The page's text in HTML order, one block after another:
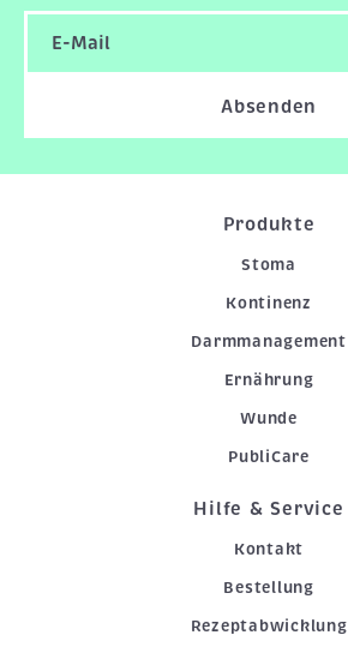
Absenden
Produkte
Stoma
Kontinenz
Darmmanagement
Ernährung
Wunde
PubliCare
Hilfe & Service
Kontakt
Bestellung
Rezeptabwicklung